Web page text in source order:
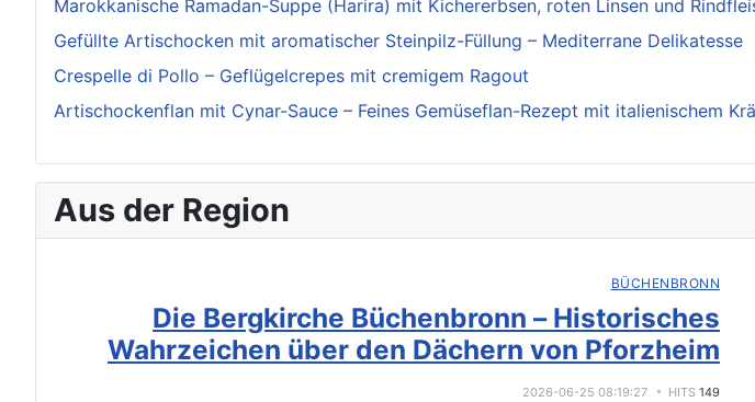
Marokkanische Ramadan-Suppe (Harira) mit Kichererbsen, roten Linsen und
Gefüllte Artischocken mit aromatischer Steinpilz-Füllung – Mediterrane Delikatesse
Crespelle di Pollo – Geflügelcrepes mit cremigem Ragout
Artischockenflan mit Cynar-Sauce – Feines Gemüseflan-Rezept mit italienischem
Aus der Region
BÜCHENBRONN
Die Bergkirche Büchenbronn – Historisches
Wahrzeichen über den Dächern von Pforzheim
2026-06-25 08:19:27 HITS 149